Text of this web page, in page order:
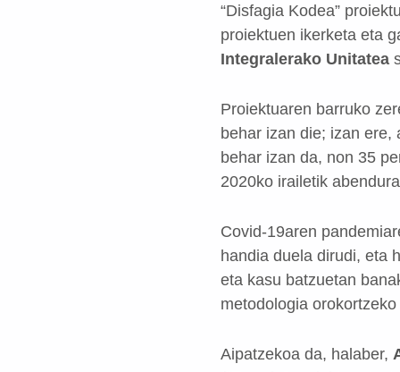
“Disfagia Kodea”
proiektuen ikerketa eta
Integralerako Unitatea
Proiektuaren barruko
behar izan die; izan
behar izan da, non 35
2020ko irailetik
Covid-19aren
handia duela dirudi, eta
eta kasu batzuetan
metodologia
Aipatzekoa da, halaber,